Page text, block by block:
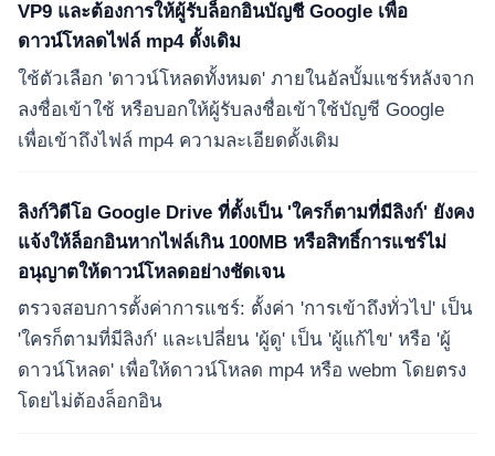
VP9 และต้องการให้ผู้รับล็อกอินบัญชี Google เพื่อ
ดาวน์โหลดไฟล์ mp4 ดั้งเดิม
ใช้ตัวเลือก 'ดาวน์โหลดทั้งหมด' ภายในอัลบั้มแชร์หลังจาก
ลงชื่อเข้าใช้ หรือบอกให้ผู้รับลงชื่อเข้าใช้บัญชี Google
เพื่อเข้าถึงไฟล์ mp4 ความละเอียดดั้งเดิม
ลิงก์วิดีโอ Google Drive ที่ตั้งเป็น 'ใครก็ตามที่มีลิงก์' ยังคง
แจ้งให้ล็อกอินหากไฟล์เกิน 100MB หรือสิทธิ์การแชร์ไม่
อนุญาตให้ดาวน์โหลดอย่างชัดเจน
ตรวจสอบการตั้งค่าการแชร์: ตั้งค่า 'การเข้าถึงทั่วไป' เป็น
'ใครก็ตามที่มีลิงก์' และเปลี่ยน 'ผู้ดู' เป็น 'ผู้แก้ไข' หรือ 'ผู้
ดาวน์โหลด' เพื่อให้ดาวน์โหลด mp4 หรือ webm โดยตรง
โดยไม่ต้องล็อกอิน